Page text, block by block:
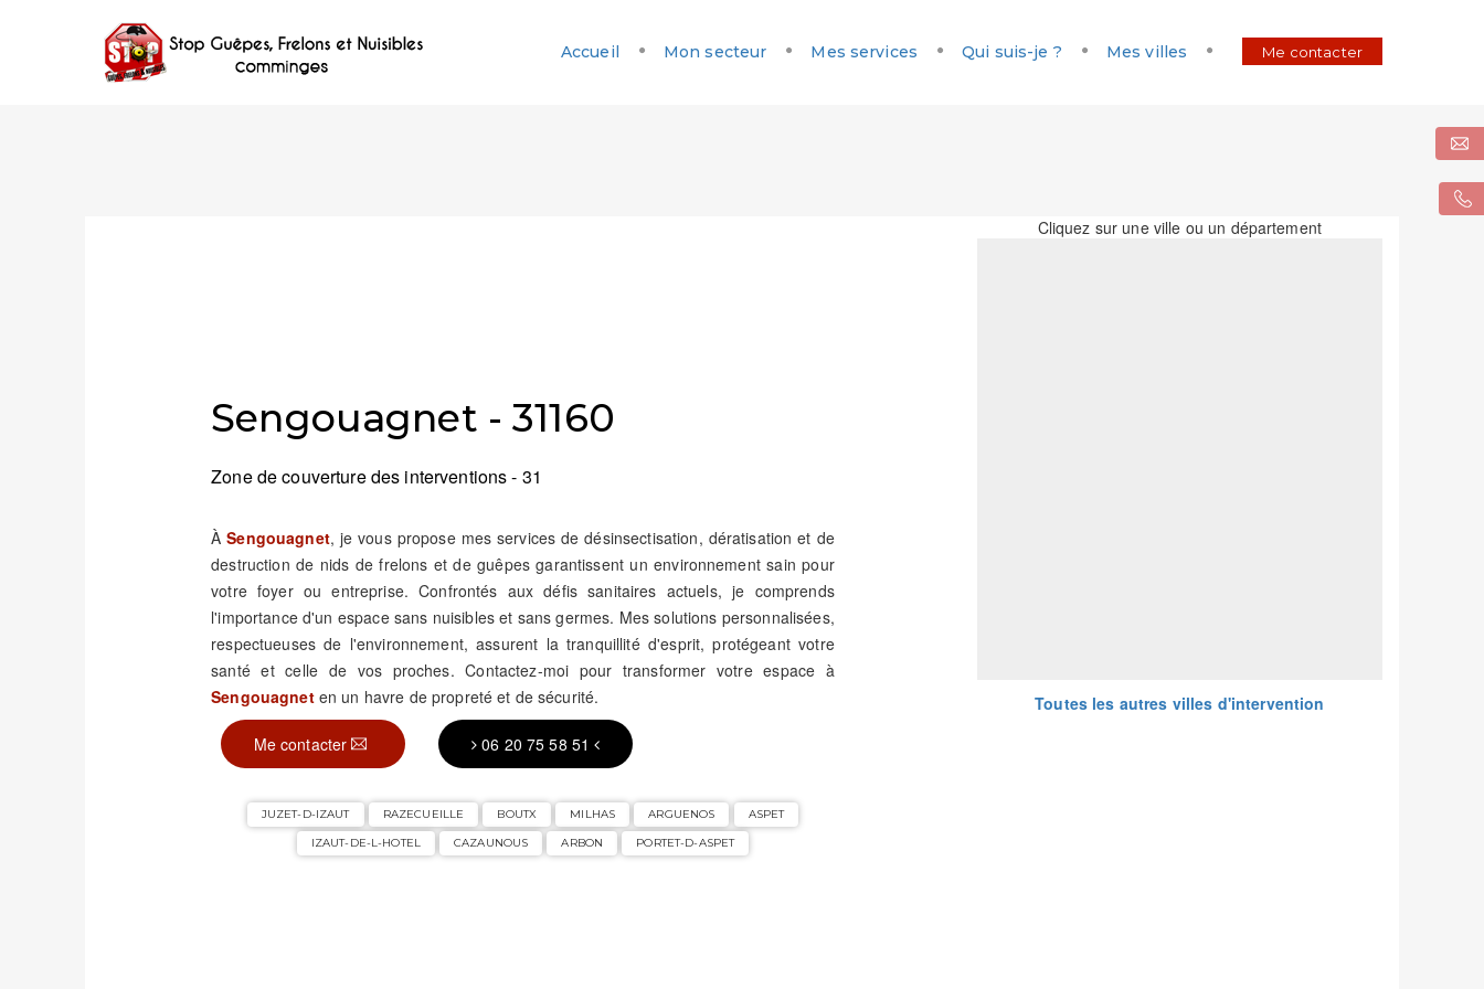
Accueil Mon secteur Mes services Qui suis-je ? Mes villes Me contacter
Sengouagnet - 31160
Zone de couverture des interventions - 31
ÀSengouagnet, je vous propose mes services de désinsectisation, dératisation et de
destruction de nids de frelons et de guêpes garantissent un environnement sain pour
votre foyer ou entreprise. Confrontés aux défis sanitaires actuels, je comprends
l'importance d'un espace sans nuisibles et sans germes. Mes solutions personnalisées,
respectueuses de l'environnement, assurent la tranquillité d'esprit, protégeant votre
santé et celle de vos proches. Contactez-moi pour transformer votre espace à
Sengouagneten un havre de propreté et de sécurité.
Me contacter 06 20 75 58 51
JUZET-D-IZAUT RAZECUEILLE BOUTX MILHAS ARGUENOS
ASPET
IZAUT-DE-L-HOTEL
CAZAUNOUS ARBON PORTET-D-ASPET
Cliquez sur une ville ou un département
Toutes les autres villes d'intervention